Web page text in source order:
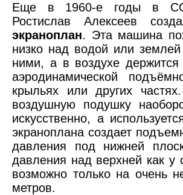
Еще в 1960-е годы в
Ростислав Алексеев
экраноплан. Эта машина
низко над водой или землей
ними, а в воздухе
аэродинамической
крыльях или других
воздушную подушку
искусственно, а
экраноплана создает
давления под нижней
давления над верхней как у
возможно только на очень
метров.